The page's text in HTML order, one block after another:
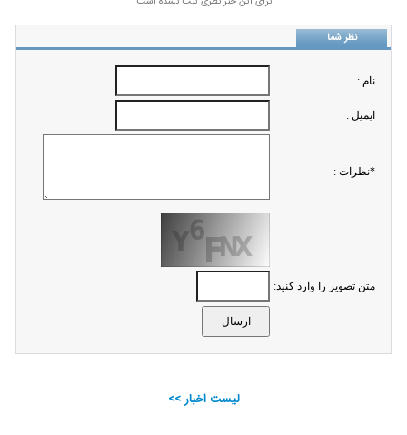
نظر شما
نام :
ايميل :
*نظرات :
متن تصویر را وارد کنید:
لیست اخبار >>